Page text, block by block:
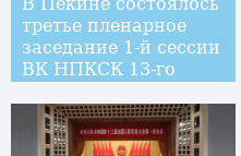
третье пленарное
заседание 1-й сессии
ВК НПКСК 13-го